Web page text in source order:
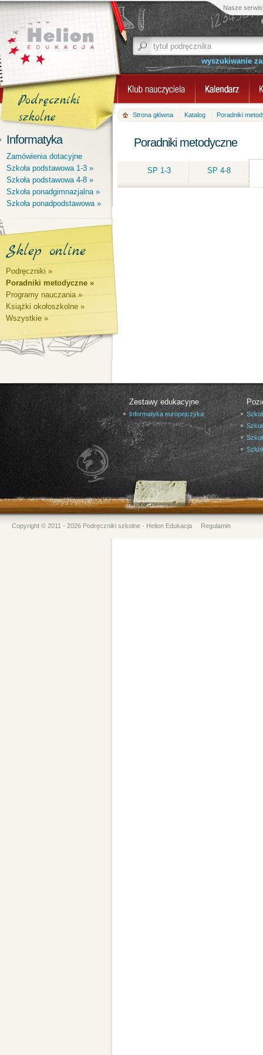
Nasze
wyszukiwanie
Podręczniki
szkolne
Informatyka
Zamówienia dotacyjne
Szkoła podstawowa 1-3 »
Szkoła podstawowa 4-8 »
Szkoła ponadgimnazjalna »
Szkoła ponadpodstawowa »
Sklep online
Podręczniki »
Poradniki metodyczne »
Programy nauczania »
Książki okołoszkolne »
Wszystkie »
Strona główna Katalog Poradniki
Poradniki metodyczne
SP 1-3 SP 4-8
Zestawy edukacyjne
Informatyka europejczyka
Copyright © 2011 - 2026 Podręczniki szkolne - Helion Edukacja Regulamin